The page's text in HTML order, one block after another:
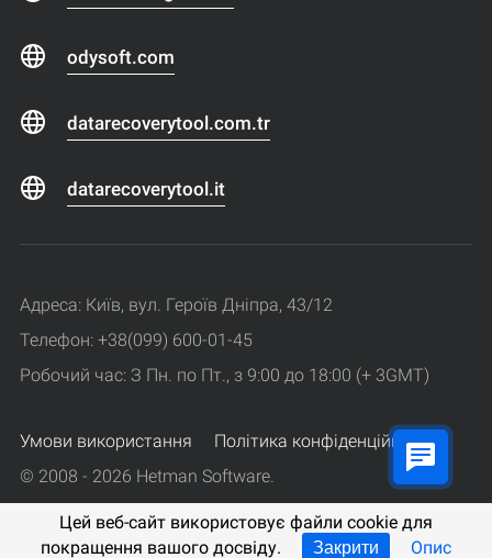
Цей веб-сайт використовує файли cookie для
покращення вашого досвіду.
Закрити Опис
odysoft.com
datarecoverytool.com.tr
datarecoverytool.it
Адреса: Київ, вул. Героїв Дніпра, 43/12
Телефон: +38(099) 600-01-45
Робочий час: З Пн. по Пт., з 9:00 до 18:00 (+ 3GMT)
Умови використання
Політика конфіденційності
© 2008 - 2026 Hetman Software.
Усі права захищені.